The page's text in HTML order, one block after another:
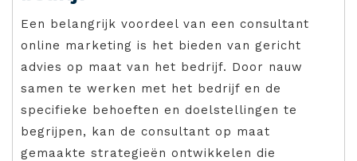
Een belangrijk voordeel van een consultant
online marketing is het bieden van gericht
advies op maat van het bedrijf. Door nauw
samen te werken met het bedrijf en de
specifieke behoeften en doelstellingen te
begrijpen, kan de consultant op maat
gemaakte strategieën ontwikkelen die